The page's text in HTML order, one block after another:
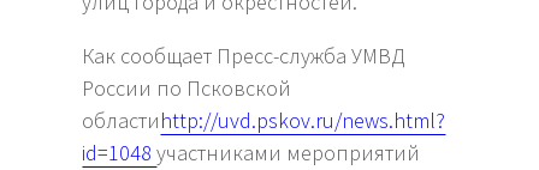
Как сообщает Пресс-служба УМВД
России по Псковской
областиhttp://uvd.pskov.ru/news.html?
id=1048участниками мероприятий